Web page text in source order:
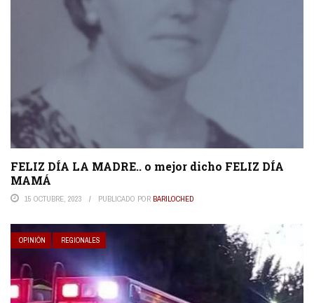
FELIZ DÍA LA MADRE.. o mejor dicho FELIZ DÍA
MAMÁ
15 OCTUBRE, 2023 PUBLICADO POR BARILOCHED
OPINIÓN REGIONALES